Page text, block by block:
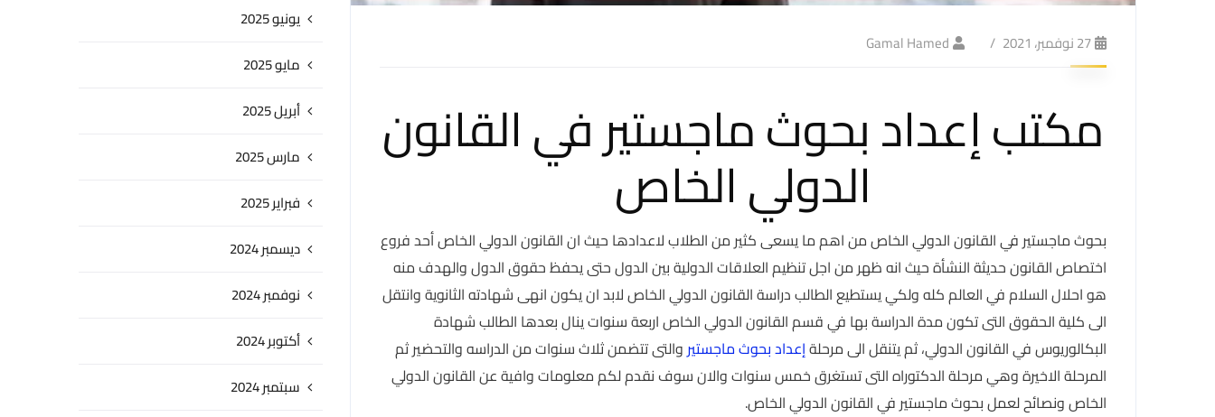
27 نوفمبر، 2021 Gamal Hamed
مكتب إعداد بحوث ماجستير في القانون
الدولي الخاص
بحوث ماجستير في القانون الدولي الخاص من اهم ما يسعى كثير من الطلاب لاعدادها حيث ان القانون الدولي الخاص أحد فروع
اختصاص القانون حديثة النشأة حيث انه ظهر من اجل تنظيم العلاقات الدولية بين الدول حتى يحفظ حقوق الدول والهدف منه
هو احلال السلام في العالم كله ولكي يستطيع الطالب دراسة القانون الدولي الخاص لابد ان يكون انهى شهادته الثانوية وانتقل
الى كلية الحقوق التى تكون مدة الدراسة بها في قسم القانون الدولي الخاص اربعة سنوات ينال بعدها الطالب شهادة
البكالوريوس في القانون الدولي، ثم يتنقل الى مرحلةإعداد بحوث ماجستير والتى تتضمن ثلاث سنوات من الدراسه والتحضير ثم
المرحلة الاخيرة وهي مرحلة الدكتوراه التى تستغرق خمس سنوات والان سوف نقدم لكم معلومات وافية عن القانون الدولي
الخاص ونصائح لعمل بحوث ماجستير في القانون الدولي الخاص.
يونيو 2025
مايو 2025
أبريل 2025
مارس 2025
فبراير 2025
ديسمبر 2024
نوفمبر 2024
أكتوبر 2024
سبتمبر 2024